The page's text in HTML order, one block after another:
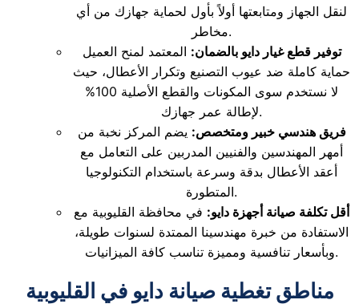
لنقل الجهاز ومتابعتها أولاً بأول لحماية جهازك من أي
مخاطر.
توفير قطع غيار دايو بالضمان: المعتمد لمنح العميل
حماية كاملة ضد عيوب التصنيع وتكرار الأعطال، حيث
لا نستخدم سوى المكونات والقطع الأصلية 100%
لإطالة عمر جهازك.
فريق هندسي خبير ومتخصص: يضم المركز نخبة من
أمهر المهندسين والفنيين المدربين على التعامل مع
أعقد الأعطال بدقة وسرعة باستخدام التكنولوجيا
المتطورة.
أقل تكلفة صيانة أجهزة دايو: في محافظة القليوبية مع
الاستفادة من خبرة مهندسينا الممتدة لسنوات طويلة،
وبأسعار تنافسية ومميزة تناسب كافة الميزانيات.
مناطق تغطية صيانة دايو في القليوبية